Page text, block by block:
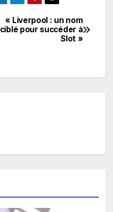
« Liverpool : un nom
ciblé pour succéder à
Slot »